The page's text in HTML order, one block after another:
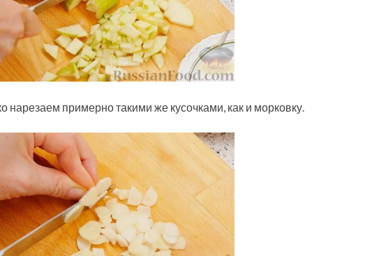
примерно такими же кусочками, как и морковку.